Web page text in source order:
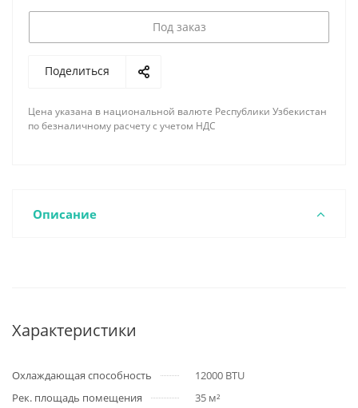
Под заказ
Поделиться
Цена указана в национальной валюте Республики Узбекистан
по безналичному расчету с учетом НДС
Описание
Характеристики
Охлаждающая способность
12000 BTU
Рек. площадь помещения
35 м²